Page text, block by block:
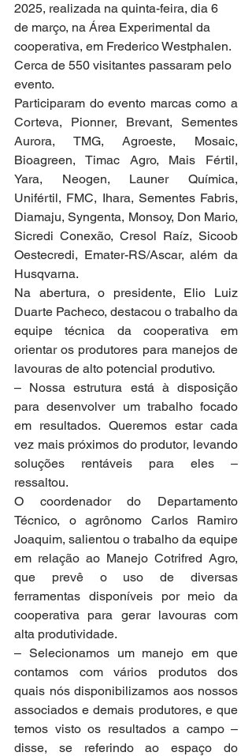
2025, realizada na quinta-feira, dia 6
de março, na Área Experimental da
cooperativa, em Frederico Westphalen.
Cerca de 550 visitantes passaram pelo
evento.
Participaram do evento marcas como a
Corteva, Pionner, Brevant, Sementes
Aurora, TMG, Agroeste, Mosaic,
Bioagreen, Timac Agro, Mais Fértil,
Yara, Neogen, Launer Química,
Unifértil, FMC, Ihara, Sementes Fabris,
Diamaju, Syngenta, Monsoy, Don Mario,
Sicredi Conexão, Cresol Raíz, Sicoob
Oestecredi, Emater-RS/Ascar, além da
Husqvarna.
Na abertura, o presidente, Elio Luiz
Duarte Pacheco, destacou o trabalho da
equipe técnica da cooperativa em
orientar os produtores para manejos de
lavouras de alto potencial produtivo.
– Nossa estrutura está à disposição
para desenvolver um trabalho focado
em resultados. Queremos estar cada
vez mais próximos do produtor, levando
soluções rentáveis para eles –
ressaltou.
O coordenador do Departamento
Técnico, o agrônomo Carlos Ramiro
Joaquim, salientou o trabalho da equipe
em relação ao Manejo Cotrifred Agro,
que prevê o uso de diversas
ferramentas disponíveis por meio da
cooperativa para gerar lavouras com
alta produtividade.
– Selecionamos um manejo em que
contamos com vários produtos dos
quais nós disponibilizamos aos nossos
associados e demais produtores, e que
temos visto os resultados a campo –
disse, se referindo ao espaço do